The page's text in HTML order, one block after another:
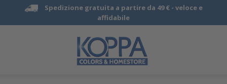
Spedizione gratuita a partire da 49 € - veloce e
affidabile